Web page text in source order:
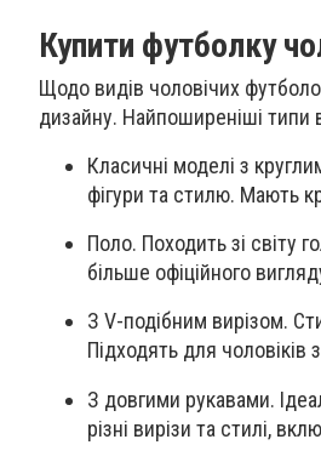
Купити футболку
Щодо видів чоловічих
дизайну. Найпоширеніші типи
Класичні моделі з
фігури та стилю. Мають
Поло. Походить зі світу
більше офіційного
З V-подібним вирізом.
Підходять для чоловіків
З довгими рукавами.
різні вирізи та стилі,